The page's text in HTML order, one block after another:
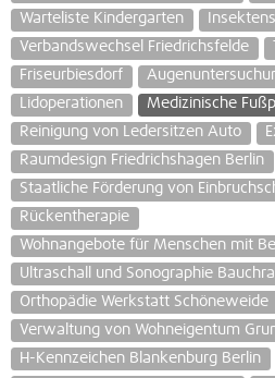
Warteliste Kindergarten
Verbandswechsel Friedrichsfelde
Friseurbiesdorf
Lidoperationen
Medizinische
Reinigung von Ledersitzen Auto
Raumdesign Friedrichshagen Berlin
Staatliche Förderung von
Rückentherapie
Wohnangebote für Menschen mit
Ultraschall und Sonographie
Orthopädie Werkstatt Schöneweide
Verwaltung von Wohneigentum
H-Kennzeichen Blankenburg Berlin